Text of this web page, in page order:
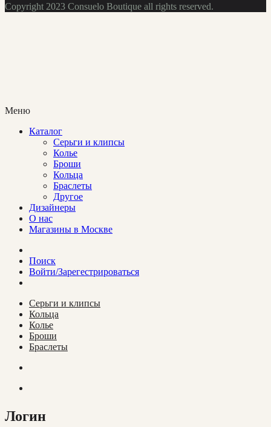
Copyright 2023 Consuelo Boutique all rights reserved.
Меню
Каталог
Cерьги и клипсы
Колье
Броши
Кольца
Браслеты
Другое
Дизайнеры
О нас
Магазины в Москве
Поиск
Войти/Зарегестрироваться
Cерьги и клипсы
Кольца
Колье
Броши
Браслеты
Логин